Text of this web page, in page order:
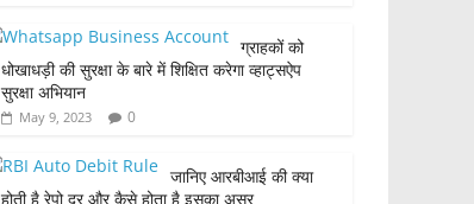
ग्राहकों को
धोखाधड़ी की सुरक्षा के बारे में शिक्षित करेगा व्हाट्सऐप
सुरक्षा अभियान
May 9, 2023 0
जानिए आरबीआई की क्या
होती है रेपो दर और कैसे होता है इसका असर